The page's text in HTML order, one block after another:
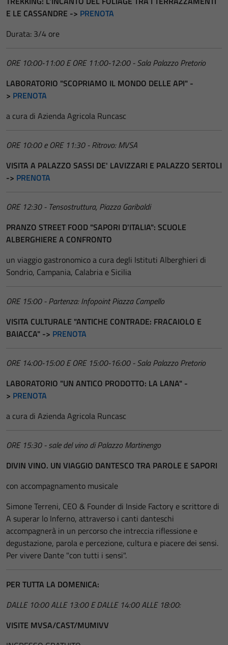
E LE CASSANDRE -> PRENOTA
Durata: 3/4 ore
ORE 10:00-11:00 E ORE 11:00-12:00 - Sala Palazzo Pretorio
LABORATORIO "SCOPRIAMO IL MONDO DELLE API" -
> PRENOTA
a cura di Azienda Agricola Runcasc
ORE 10:00 e ORE 11:30 - Ritrovo: MVSA
VISITA A PALAZZO SASSI DE' LAVIZZARI E PALAZZO SERTOLI
-> PRENOTA
ORE 12:30 - Tensostruttura, Piazza Garibaldi
PRANZO STREET FOOD "SAPORI D'ITALIA": SCUOLE
ALBERGHIERE A CONFRONTO
un viaggio gastronomico a cura degli Istituti Alberghieri di
Sondrio, Campania, Calabria e Sicilia
ORE 15:00 - Partenza: Infopoint Piazza Campello
VISITA CULTURALE "ANTICHE CONTRADE: FRACAIOLO E
BAIACCA" -> PRENOTA
ORE 14:00-15:00 E ORE 15:00-16:00 - Sala Palazzo Pretorio
LABORATORIO "UN ANTICO PRODOTTO: LA LANA" -
> PRENOTA
a cura di Azienda Agricola Runcasc
ORE 15:30 - sale del vino di Palazzo Martinengo
DIVIN VINO. UN VIAGGIO DANTESCO TRA PAROLE E SAPORI
con accompagnamento musicale
Simone Terreni, CEO & Founder di Inside Factory e scrittore di
A superar lo Inferno, attraverso i canti danteschi
accompagnerà in un percorso che intreccia riflessione e
degustazione, parola e percezione, cultura e piacere dei sensi.
Per vivere Dante "con tutti i sensi".
PER TUTTA LA DOMENICA:
DALLE 10:00 ALLE 13:00 E DALLE 14:00 ALLE 18:00:
VISITE MVSA/CAST/MUMIVV